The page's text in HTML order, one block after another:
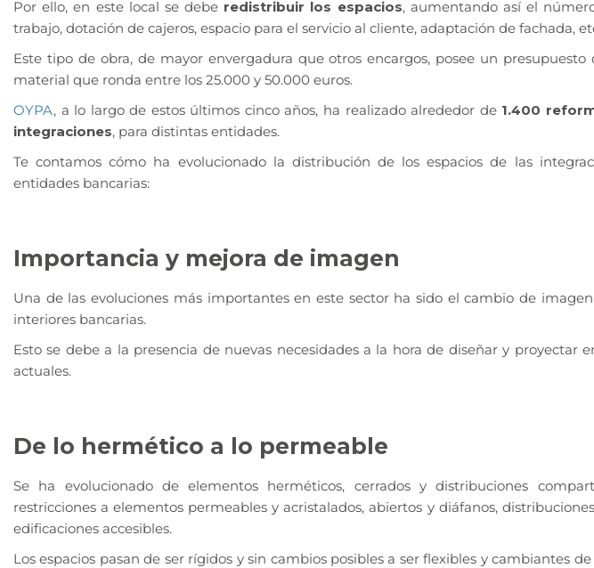
Por ello, en este local se debe redistribuir los espacios, aumentando así el
trabajo, dotación de cajeros, espacio para el servicio al cliente, adaptación de fachada,
Este tipo de obra, de mayor envergadura que otros encargos, posee un presupuesto
material que ronda entre los 25.000 y 50.000 euros.
OYPA, a lo largo de estos últimos cinco años, ha realizado alrededor de 1.400
integraciones, para distintas entidades.
Te contamos cómo ha evolucionado la distribución de los espacios de las
entidades bancarias:
Importancia y mejora de imagen
Una de las evoluciones más importantes en este sector ha sido el cambio de
interiores bancarias.
Esto se debe a la presencia de nuevas necesidades a la hora de diseñar y proyectar
actuales.
De lo hermético a lo permeable
Se ha evolucionado de elementos herméticos, cerrados y distribuciones
restricciones a elementos permeables y acristalados, abiertos y diáfanos,
edificaciones accesibles.
Los espacios pasan de ser rígidos y sin cambios posibles a ser flexibles y cambiantes